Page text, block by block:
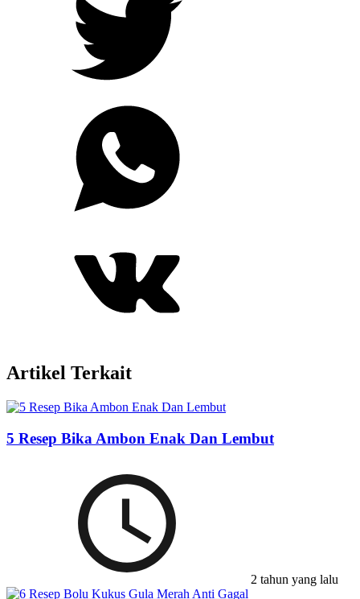
Artikel Terkait
5 Resep Bika Ambon Enak Dan Lembut
2 tahun yang lalu